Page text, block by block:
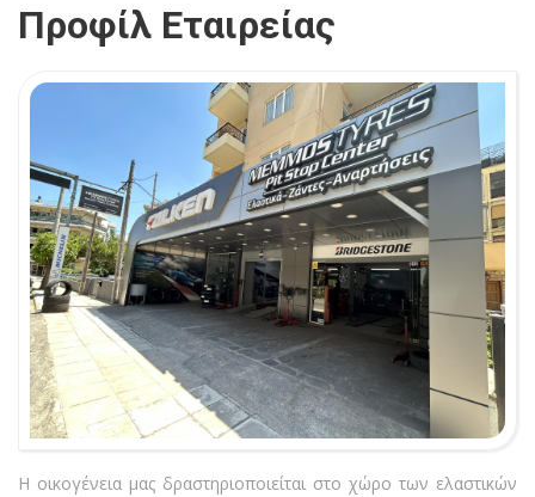
Προφίλ Εταιρείας
Η οικογένεια μας δραστηριοποιείται στο χώρο των ελαστικών